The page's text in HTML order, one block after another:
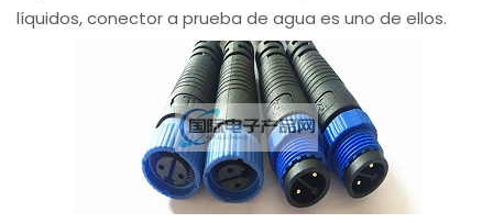
líquidos, conector a prueba de agua es uno de ellos.